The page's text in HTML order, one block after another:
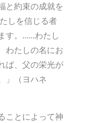
と約束の成就を
しを信じる者
す。……わたし
わたしの名にお
ば、父の栄光が
」（ヨハネ
ことによって神